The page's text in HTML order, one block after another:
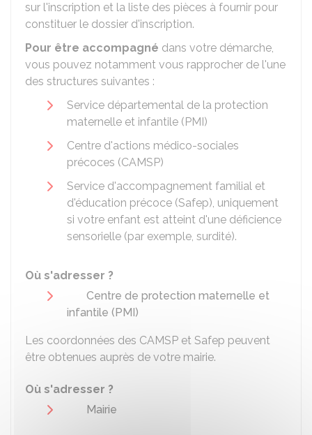
sur l'inscription et la liste des pièces à fournir pour
constituer le dossier d'inscription.
Pour être accompagné dans votre démarche,
vous pouvez notamment vous rapprocher de l'une
des structures suivantes :
Service départemental de la protection
maternelle et infantile (PMI)
Centre d'actions médico-sociales
précoces (CAMSP)
Service d'accompagnement familial et
d'éducation précoce (Safep), uniquement
si votre enfant est atteint d'une déficience
sensorielle (par exemple, surdité).
Où s'adresser ?
Centre de protection maternelle et
infantile (PMI)
Les coordonnées des CAMSP et Safep peuvent
être obtenues auprès de votre mairie.
Où s'adresser ?
Mairie